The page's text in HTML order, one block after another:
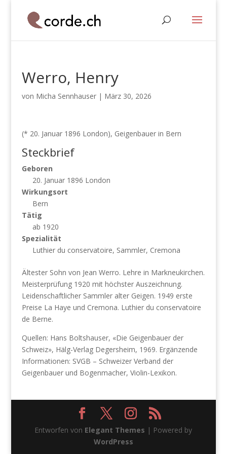
Werro, Henry
von Micha Sennhauser| März 30, 2026
(* 20. Januar 1896 London), Geigenbauer in Bern
Steckbrief
Geboren
20. Januar 1896 London
Wirkungsort
Bern
Tätig
ab 1920
Spezialität
Luthier du conservatoire, Sammler, Cremona
Ältester Sohn von Jean Werro. Lehre in Markneukirchen.
Meisterprüfung 1920 mit höchster Auszeichnung.
Leidenschaftlicher Sammler alter Geigen. 1949 erste
Preise La Haye und Cremona. Luthier du conservatoire
de Berne.
Quellen: Hans Boltshauser, «Die Geigenbauer der
Schweiz», Hälg-Verlag Degersheim, 1969. Ergänzende
Informationen: SVGB – Schweizer Verband der
Geigenbauer und Bogenmacher, Violin-Lexikon.
Entworfen von Elegant Themes | Powered by
WordPress